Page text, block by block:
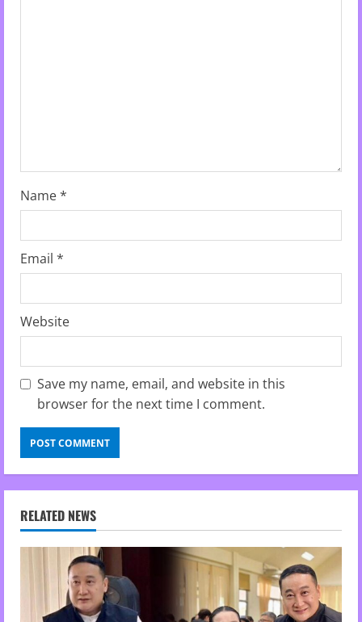
Name*
Email *
Website
Save my name, email, and website in this
browser for the next time I comment.
RELATED NEWS